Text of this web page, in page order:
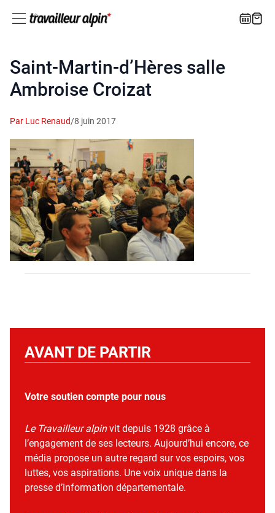
Saint-Martin-d’Hères salle
Ambroise Croizat
Par Luc Renaud/8 juin 2017
AVANT DE PARTIR
Votre soutien compte pour nous
Le Travailleur alpinvit depuis 1928 grâce à
l’engagement de ses lecteurs. Aujourd’hui encore, ce
média propose un autre regard sur vos espoirs, vos
luttes, vos aspirations. Une voix unique dans la
presse d’information départementale.